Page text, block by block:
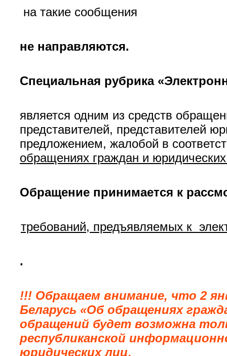
на такие сообщения
не направляются.
Специальная рубрика
является одним из средств
представителей, представителей
предложением, жалобой в
обращениях граждан и
Обращение принимается к
требований, предъявляемых к
.
!!! Обращаем внимание, что 2
Беларусь «Об обращениях
обращений будет возможна
республиканской
юридических лиц.